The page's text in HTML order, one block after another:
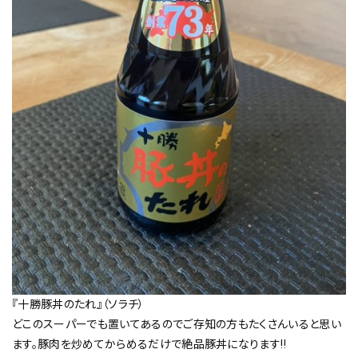
『十勝豚丼のたれ』（ソラチ）
どこのスーパーでも置いてあるのでご存知の方もたくさんいると思い
ます。豚肉を炒めてからめるだけで絶品豚丼になります‼